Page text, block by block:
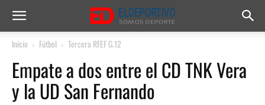
Inicio Fútbol Tercera RFEF G.12
Empate a dos entre el CD TNK Vera
y la UD San Fernando